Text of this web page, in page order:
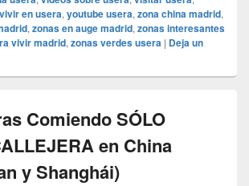
vivir en usera, youtube usera, zona china madrid,
, zonas en auge madrid, zonas interesantes
vivir madrid, zonas verdes usera | Deja un
Comiendo SÓLO
en China
y Shanghái)